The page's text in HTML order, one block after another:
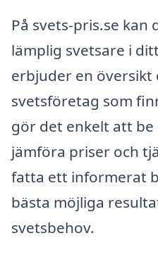
På svets-pris.se kan
lämplig svetsare i
erbjuder en översikt
svetsföretag som
gör det enkelt att
jämföra priser och
fatta ett informerat
bästa möjliga
svetsbehov.